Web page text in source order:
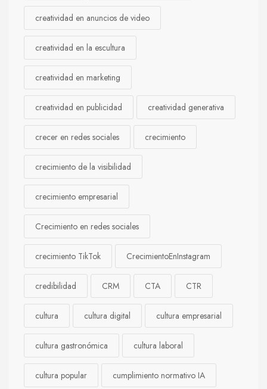
creatividad en anuncios de video
creatividad en la escultura
creatividad en marketing
creatividad en publicidad creatividad generativa
crecer en redes sociales crecimiento
crecimiento de la visibilidad
crecimiento empresarial
Crecimiento en redes sociales
crecimiento TikTok CrecimientoEnInstagram
credibilidad CRM CTA CTR
cultura cultura digital cultura empresarial
cultura gastronómica cultura laboral
cultura popular cumplimiento normativo IA